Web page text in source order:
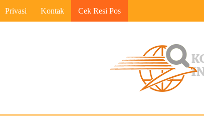
Privasi Kontak Cek Resi Pos